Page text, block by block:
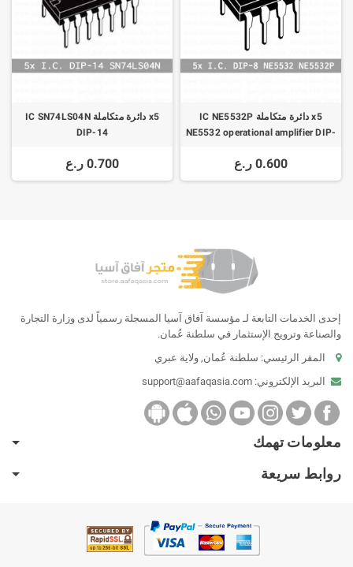
x5 دائرة متكاملة IC NE5532P
NE5532 operational amplifier DIP-
0.600 ر.ع
x5 دائرة متكاملة IC SN74LS04N
DIP-14
0.700 ر.ع
إحدى الخدمات التابعة لـ مؤسسة آفاق آسيا المسجلة رسمياً لدى وزارة التجارة
والصناعة وترويج الإستثمار في سلطنة عُمان.
المقر الرئيسي: سلطنة عُمان, ولاية عبري
البريد الإلكتروني: support@aafaqasia.com
معلومات تهمك
روابط سريعة